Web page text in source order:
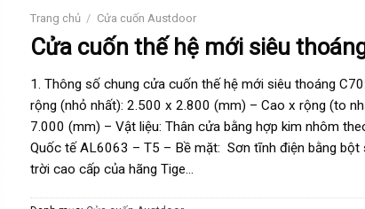
Trang chủ / Cửa cuốn Austdoor
Cửa cuốn thế hệ mới siêu
1. Thông số chung cửa cuốn thế hệ mới siêu thoáng
rộng (nhỏ nhất): 2.500 x 2.800 (mm) – Cao x rộng (to
7.000 (mm) – Vật liệu: Thân cửa bằng hợp kim nhôm
Quốc tế AL6063 – T5 – Bề mặt: Sơn tĩnh điện bằng bột
trời cao cấp của hãng Tige…